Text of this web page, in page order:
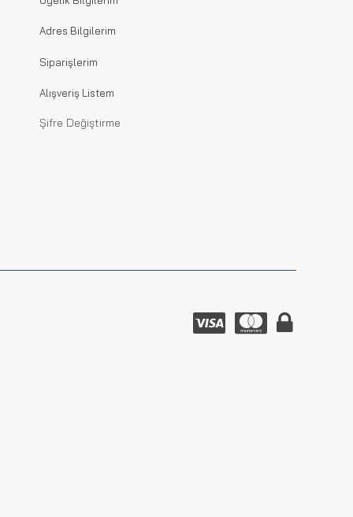
Adres Bilgilerim
Siparişlerim
Alışveriş Listem
Şifre Değiştirme